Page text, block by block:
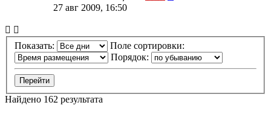
27 авг 2009, 16:50
Показать:
Поле сортировки:
Порядок:
Найдено 162 результата